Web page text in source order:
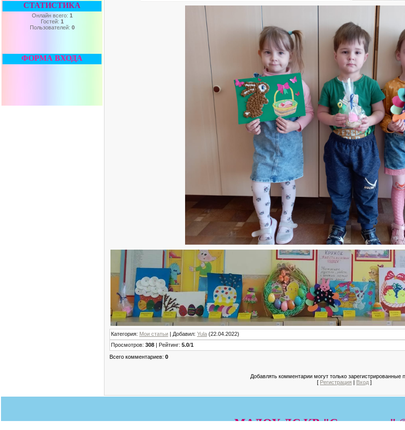
СТАТИСТИКА
Онлайн всего: 1
Гостей: 1
Пользователей: 0
ФОРМА ВХОДА
Категория: Мои статьи | Добавил: Yula (22.04.2022)
Просмотров: 308 | Рейтинг: 5.0/1
Всего комментариев: 0
Добавлять комментарии могут только зарегистрированные
[ Регистрация | Вход ]
МАДОУ ДС КВ "Солнышко" ©